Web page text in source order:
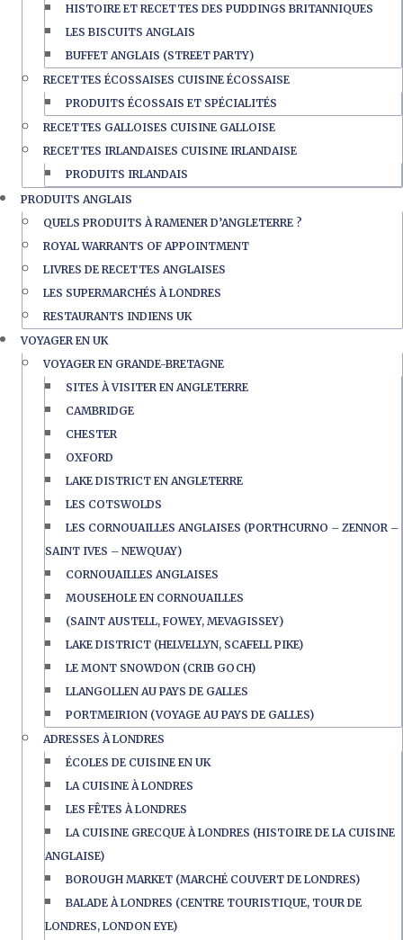
HISTOIRE ET RECETTES DES PUDDINGS BRITANNIQUES
LES BISCUITS ANGLAIS
BUFFET ANGLAIS (STREET PARTY)
RECETTES ÉCOSSAISES CUISINE ÉCOSSAISE
PRODUITS ÉCOSSAIS ET SPÉCIALITÉS
RECETTES GALLOISES CUISINE GALLOISE
RECETTES IRLANDAISES CUISINE IRLANDAISE
PRODUITS IRLANDAIS
PRODUITS ANGLAIS
QUELS PRODUITS À RAMENER D’ANGLETERRE ?
ROYAL WARRANTS OF APPOINTMENT
LIVRES DE RECETTES ANGLAISES
LES SUPERMARCHÉS À LONDRES
RESTAURANTS INDIENS UK
VOYAGER EN UK
VOYAGER EN GRANDE-BRETAGNE
SITES À VISITER EN ANGLETERRE
CAMBRIDGE
CHESTER
OXFORD
LAKE DISTRICT EN ANGLETERRE
LES COTSWOLDS
LES CORNOUAILLES ANGLAISES (PORTHCURNO – ZENNOR –
SAINT IVES – NEWQUAY)
CORNOUAILLES ANGLAISES
MOUSEHOLE EN CORNOUAILLES
(SAINT AUSTELL, FOWEY, MEVAGISSEY)
LAKE DISTRICT (HELVELLYN, SCAFELL PIKE)
LE MONT SNOWDON (CRIB GOCH)
LLANGOLLEN AU PAYS DE GALLES
PORTMEIRION (VOYAGE AU PAYS DE GALLES)
ADRESSES À LONDRES
ÉCOLES DE CUISINE EN UK
LA CUISINE À LONDRES
LES FÊTES À LONDRES
LA CUISINE GRECQUE À LONDRES (HISTOIRE DE LA CUISINE
ANGLAISE)
BOROUGH MARKET (MARCHÉ COUVERT DE LONDRES)
BALADE À LONDRES (CENTRE TOURISTIQUE, TOUR DE
LONDRES, LONDON EYE)